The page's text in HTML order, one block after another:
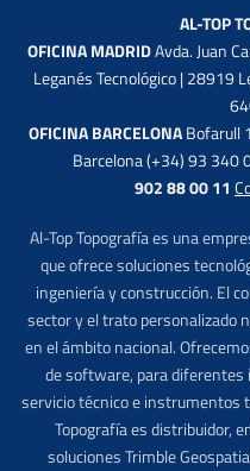
AL-TOP
OFICINA MADRIDAvda. Juan
Leganés Tecnológico | 28919
OFICINA BARCELONABofarull
Barcelona (+34) 93 340
902 88 00 11
Al-Top Topografía es una
que ofrece soluciones
ingeniería y construcción. El
sector y el trato personalizado
en el ámbito nacional.
de software, para
servicio técnico e instrumentos
Topografía es distribuidor,
soluciones Trimble